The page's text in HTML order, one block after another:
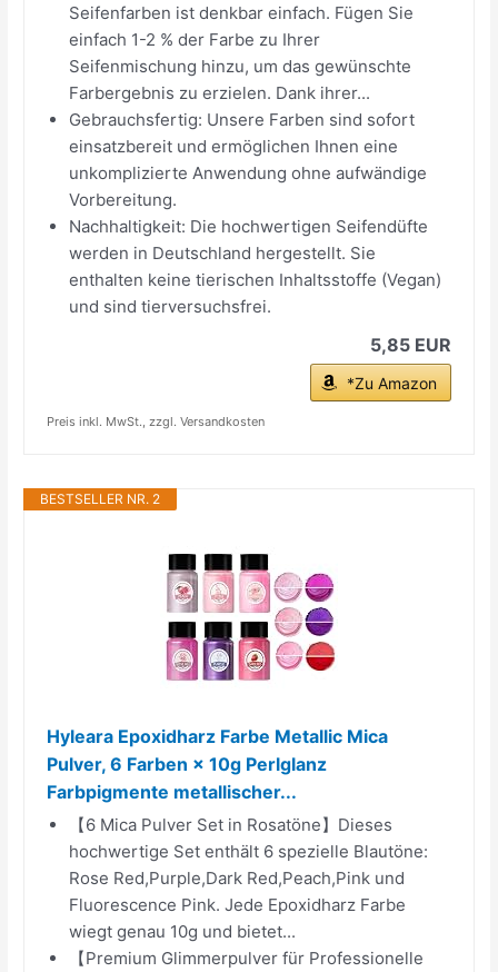
Seifenfarben ist denkbar einfach. Fügen Sie
einfach 1-2 % der Farbe zu Ihrer
Seifenmischung hinzu, um das gewünschte
Farbergebnis zu erzielen. Dank ihrer...
Gebrauchsfertig: Unsere Farben sind sofort
einsatzbereit und ermöglichen Ihnen eine
unkomplizierte Anwendung ohne aufwändige
Vorbereitung.
Nachhaltigkeit: Die hochwertigen Seifendüfte
werden in Deutschland hergestellt. Sie
enthalten keine tierischen Inhaltsstoffe (Vegan)
und sind tierversuchsfrei.
5,85 EUR
*Zu Amazon
Preis inkl. MwSt., zzgl. Versandkosten
BESTSELLER NR. 2
Hyleara Epoxidharz Farbe Metallic Mica
Pulver, 6 Farben × 10g Perlglanz
Farbpigmente metallischer...
【6 Mica Pulver Set in Rosatöne】Dieses
hochwertige Set enthält 6 spezielle Blautöne:
Rose Red,Purple,Dark Red,Peach,Pink und
Fluorescence Pink. Jede Epoxidharz Farbe
wiegt genau 10g und bietet...
【Premium Glimmerpulver für Professionelle